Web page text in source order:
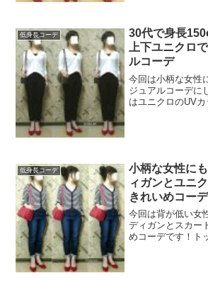
低身長コーデ
30代で身長
上下ユニクロ
ルコーデ
今回は小柄な女性
ジュアルコーデに
はユニクロのUVカ
低身長コーデ
小柄な女性に
ィガンとユニ
きれいめコーデ
今回は背が低い女
ディガンとスカー
めコーデです！ト